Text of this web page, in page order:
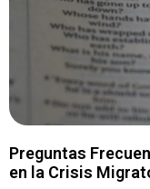
Preguntas
en la Crisis